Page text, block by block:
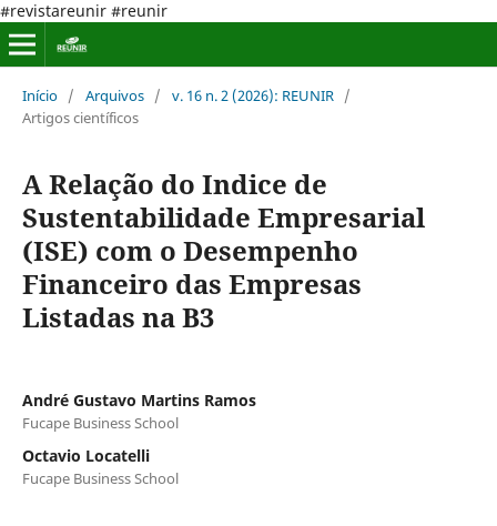
#revistareunir #reunir
Início / Arquivos / v. 16 n. 2 (2026): REUNIR /
Artigos científicos
A Relação do Indice de
Sustentabilidade Empresarial
(ISE) com o Desempenho
Financeiro das Empresas
Listadas na B3
André Gustavo Martins Ramos
Fucape Business School
Octavio Locatelli
Fucape Business School